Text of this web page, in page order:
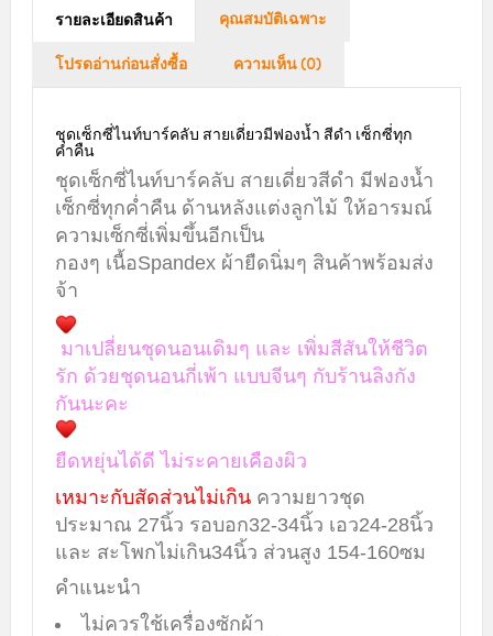
รายละเอียดสินค้า คุณสมบัติเฉพาะ
โปรดอ่านก่อนสั่งซื้อ ความเห็น (0)
ชุดเซ็กซี่ไนท์บาร์คลับ สายเดี่ยวมีฟองน้ำ สีดำ เซ็กซี่ทุก
ค่ำคืน
ชุดเซ็กซี่ไนท์บาร์คลับ สายเดี่ยวสีดำ มีฟองน้ำ
เซ็กซี่ทุกค่ำคืน ด้านหลังแต่งลูกไม้ ให้อารมณ์
ความเซ็กซี่เพิ่มขึ้นอีกเป็น
กองๆ เนื้อSpandex ผ้ายืดนิ่มๆ สินค้าพร้อมส่ง
จ้า
มาเปลี่ยนชุดนอนเดิมๆ และ เพิ่มสีสันให้ชีวิต
รัก ด้วยชุดนอนกี่เพ้า แบบจีนๆ กับร้านลิงกัง
กันนะคะ
ยืดหยุ่นได้ดี ไม่ระคายเคืองผิว
เหมาะกับสัดส่วนไม่เกิน ความยาวชุด
ประมาณ 27นิ้ว รอบอก32-34นิ้ว เอว24-28นิ้ว
และ สะโพกไม่เกิน34นิ้ว ส่วนสูง 154-160ซม
คำแนะนำ
ไม่ควรใช้เครื่องซักผ้า